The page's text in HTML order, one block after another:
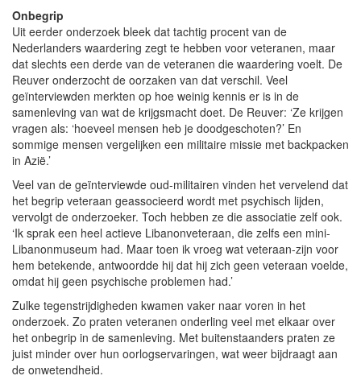
Onbegrip
Uit eerder onderzoek bleek dat tachtig procent van de
Nederlanders waardering zegt te hebben voor veteranen, maar
dat slechts een derde van de veteranen die waardering voelt. De
Reuver onderzocht de oorzaken van dat verschil. Veel
geïnterviewden merkten op hoe weinig kennis er is in de
samenleving van wat de krijgsmacht doet. De Reuver: ‘Ze krijgen
vragen als: ‘hoeveel mensen heb je doodgeschoten?’ En
sommige mensen vergelijken een militaire missie met backpacken
in Azië.’
Veel van de geïnterviewde oud-militairen vinden het vervelend dat
het begrip veteraan geassocieerd wordt met psychisch lijden,
vervolgt de onderzoeker. Toch hebben ze die associatie zelf ook.
‘Ik sprak een heel actieve Libanonveteraan, die zelfs een mini-
Libanonmuseum had. Maar toen ik vroeg wat veteraan-zijn voor
hem betekende, antwoordde hij dat hij zich geen veteraan voelde,
omdat hij geen psychische problemen had.’
Zulke tegenstrijdigheden kwamen vaker naar voren in het
onderzoek. Zo praten veteranen onderling veel met elkaar over
het onbegrip in de samenleving. Met buitenstaanders praten ze
juist minder over hun oorlogservaringen, wat weer bijdraagt aan
de onwetendheid.